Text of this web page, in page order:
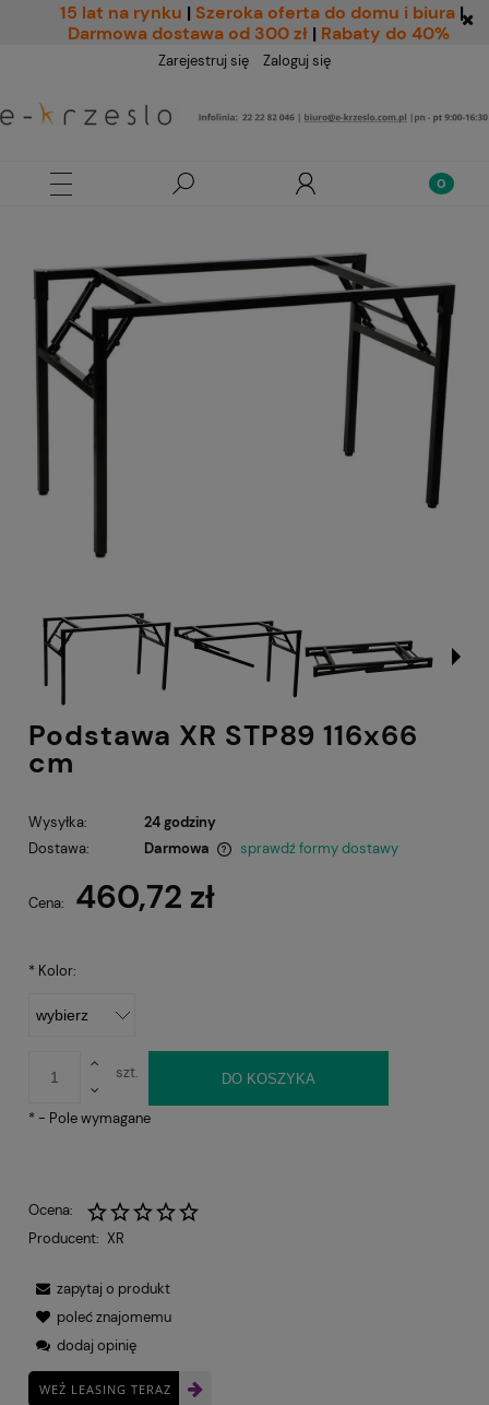
15 lat na rynku | Szeroka oferta do domu i biura |
Darmowa dostawa od 300 zł | Rabaty do 40%
Zarejestruj się Zaloguj się
Podstawa XR STP89 116x66
cm
Wysyłka:
24 godziny
Dostawa:
Darmowa
sprawdź formy dostawy
Cena: 460,72 zł
* Kolor:
szt. DO KOSZYKA
*- Pole wymagane
Ocena:
Producent: XR
zapytaj o produkt
poleć znajomemu
dodaj opinię
WEŹ LEASING TERAZ